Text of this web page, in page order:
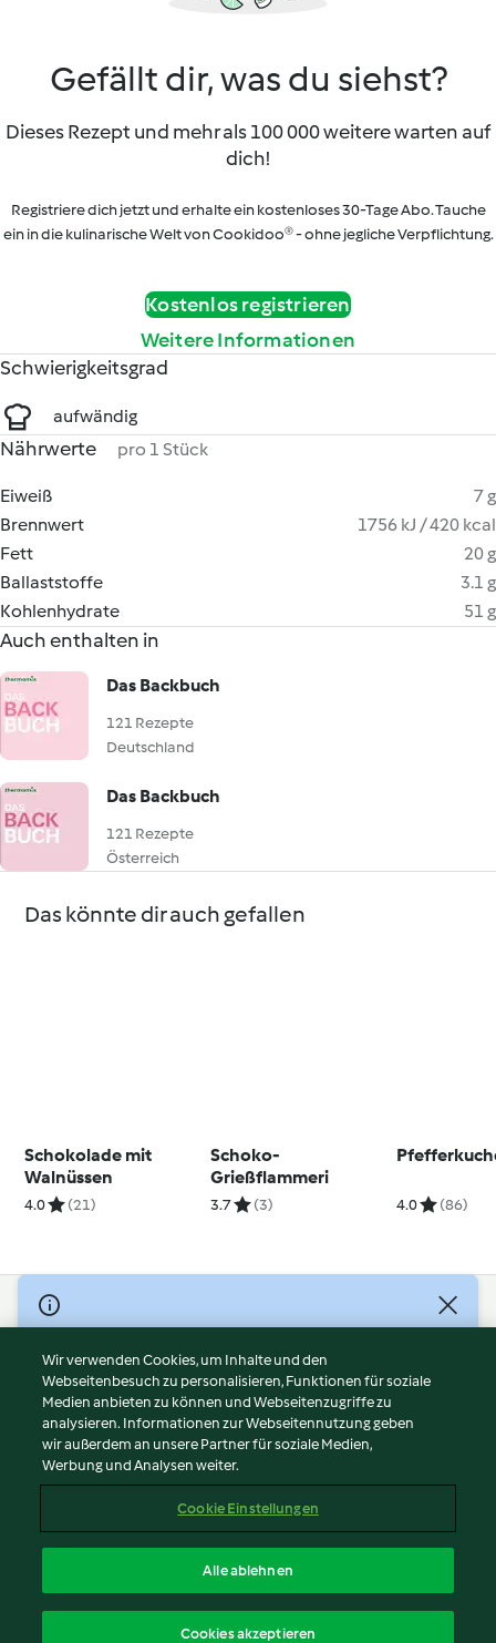
Gefällt dir, was du siehst?
Dieses Rezept und mehr als 100 000 weitere warten auf
dich!
Registriere dich jetzt und erhalte ein kostenloses 30-Tage Abo. Tauche
ein in die kulinarische Welt von Cookidoo® - ohne jegliche Verpflichtung.
Kostenlos registrieren
Weitere Informationen
Schwierigkeitsgrad
aufwändig
Nährwerte pro 1 Stück
Eiweiß
7 g
Brennwert
1756 kJ / 420 kcal
Fett
20 g
Ballaststoffe
3.1 g
Kohlenhydrate
51 g
Auch enthalten in
Das Backbuch
121 Rezepte
Deutschland
Das Backbuch
121 Rezepte
Österreich
Das könnte dir auch gefallen
Schokolade mit
Walnüssen
4.0 (21)
Schoko-
Grießflammeri
3.7 (3) 4.0 (86)
© Copyright 2026
Nutzungsbedingungen
Datenschutzrichtlinien
Disclaimer
Impressum
Cookies
Abo kündigen
Erklärung zur Barrierefreiheit
Wir verwenden Cookies, um Inhalte und den
Webseitenbesuch zu personalisieren, Funktionen für soziale
Medien anbieten zu können und Webseitenzugriffe zu
analysieren. Informationen zur Webseitennutzung geben
wir außerdem an unsere Partner für soziale Medien,
Werbung und Analysen weiter.
Cookie Einstellungen
Alle ablehnen
Cookies akzeptieren